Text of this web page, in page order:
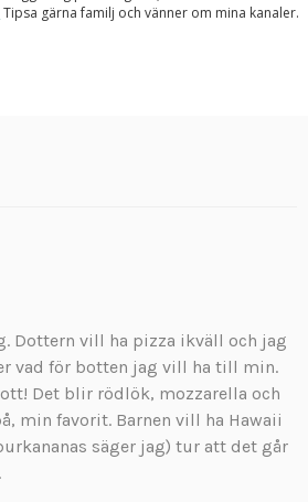
Tipsa gärna familj och vänner om mina kanaler.
Dottern vill ha pizza ikväll och jag
vad för botten jag vill ha till min.
Det blir rödlök, mozzarella och
min favorit. Barnen vill ha Hawaii
säger jag) tur att det går